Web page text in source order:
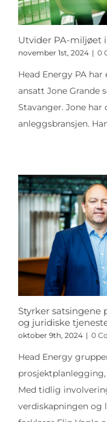
Utvider PA-miljøet
november 1st, 2024 | 0
Head Energy PA
ansatt Jone Grande
Stavanger. Jone
anleggsbransjen.
Styrker satsingene
og juridiske
oktober 9th, 2024 | 0
Head Energy
Med tidlig
verdiskapningen og